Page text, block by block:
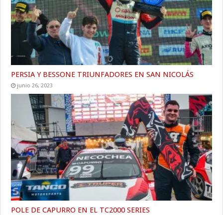
PERSIA Y BESSONE TRIUNFADORES EN SAN NICOLÁS
junio 26, 2023
POLE DE CAPURRO EN EL TC2000 SERIES